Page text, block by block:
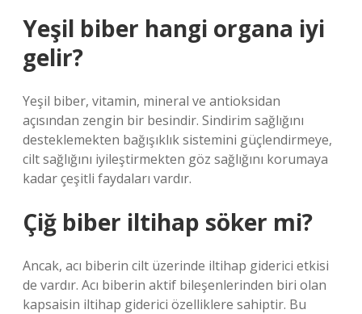
Yeşil biber hangi organa iyi
gelir?
Yeşil biber, vitamin, mineral ve antioksidan
açısından zengin bir besindir. Sindirim sağlığını
desteklemekten bağışıklık sistemini güçlendirmeye,
cilt sağlığını iyileştirmekten göz sağlığını korumaya
kadar çeşitli faydaları vardır.
Çiğ biber iltihap söker mi?
Ancak, acı biberin cilt üzerinde iltihap giderici etkisi
de vardır. Acı biberin aktif bileşenlerinden biri olan
kapsaisin iltihap giderici özelliklere sahiptir. Bu